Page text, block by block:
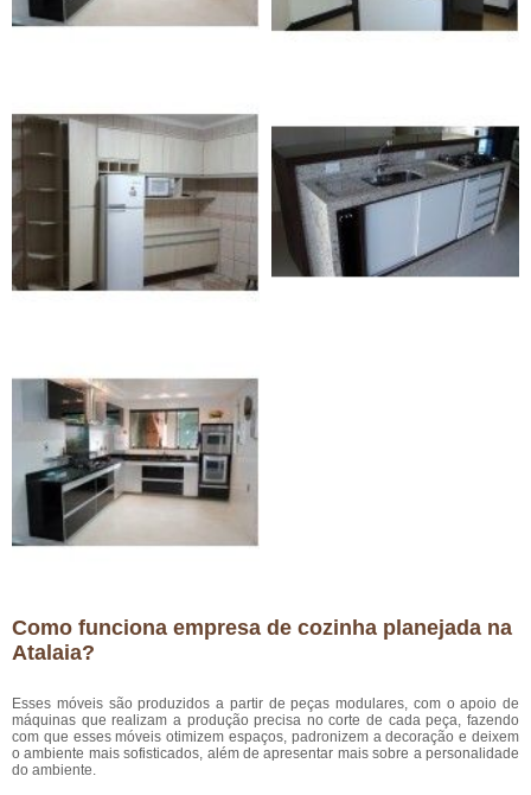
Como funciona empresa de cozinha planejada na
Atalaia?
Esses móveis são produzidos a partir de peças modulares, com o apoio de
máquinas que realizam a produção precisa no corte de cada peça, fazendo
com que esses móveis otimizem espaços, padronizem a decoração e deixem
o ambiente mais sofisticados, além de apresentar mais sobre a personalidade
do ambiente.